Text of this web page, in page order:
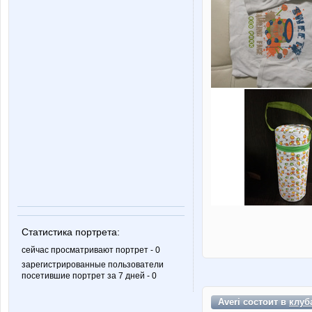
Статистика портрета:
сейчас просматривают портрет - 0
зарегистрированные пользователи
посетившие портрет за 7 дней - 0
Averi состоит в